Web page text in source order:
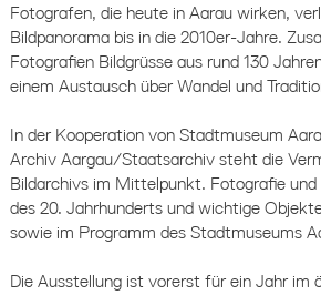
Fotografen, die heute in Aarau wirken,
Bildpanorama bis in die 2010er-Jahre.
Fotografien Bildgrüsse aus rund 130
einem Austausch über Wandel und
In der Kooperation von Stadtmuseum
Archiv Aargau/Staatsarchiv steht die
Bildarchivs im Mittelpunkt. Fotografie und
des 20. Jahrhunderts und wichtige
sowie im Programm des Stadtmuseums
Die Ausstellung ist vorerst für ein Jahr im